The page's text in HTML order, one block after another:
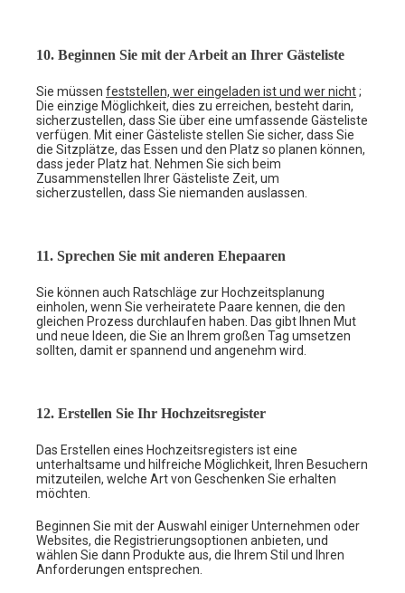
10. Beginnen Sie mit der Arbeit an Ihrer Gästeliste
Sie müssen feststellen, wer eingeladen ist und wer nicht;
Die einzige Möglichkeit, dies zu erreichen, besteht darin,
sicherzustellen, dass Sie über eine umfassende Gästeliste
verfügen. Mit einer Gästeliste stellen Sie sicher, dass Sie
die Sitzplätze, das Essen und den Platz so planen können,
dass jeder Platz hat. Nehmen Sie sich beim
Zusammenstellen Ihrer Gästeliste Zeit, um
sicherzustellen, dass Sie niemanden auslassen.
11. Sprechen Sie mit anderen Ehepaaren
Sie können auch Ratschläge zur Hochzeitsplanung
einholen, wenn Sie verheiratete Paare kennen, die den
gleichen Prozess durchlaufen haben. Das gibt Ihnen Mut
und neue Ideen, die Sie an Ihrem großen Tag umsetzen
sollten, damit er spannend und angenehm wird.
12. Erstellen Sie Ihr Hochzeitsregister
Das Erstellen eines Hochzeitsregisters ist eine
unterhaltsame und hilfreiche Möglichkeit, Ihren Besuchern
mitzuteilen, welche Art von Geschenken Sie erhalten
möchten.
Beginnen Sie mit der Auswahl einiger Unternehmen oder
Websites, die Registrierungsoptionen anbieten, und
wählen Sie dann Produkte aus, die Ihrem Stil und Ihren
Anforderungen entsprechen.